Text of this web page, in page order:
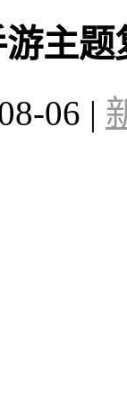
主题
06 |